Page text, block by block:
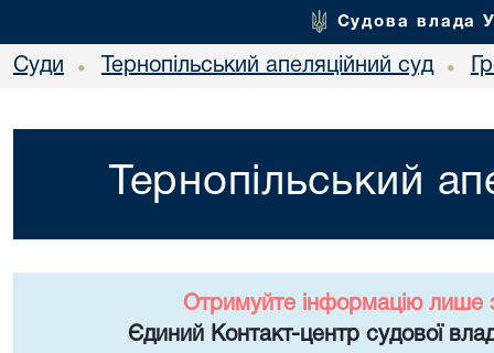
Судова влада
Суди • Тернопільський апеляційний суд •
Тернопільський
Отримуйте інформацію лише
Єдиний Контакт-центр судової